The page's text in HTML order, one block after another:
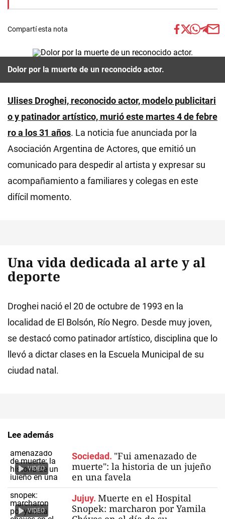
Compartí esta nota
Dolor por la muerte de un reconocido actor.
Ulises Droghei, reconocido actor, modelo publicitari
o y patinador artístico, murió este martes 4 de febre
ro a los 31 años. La noticia fue anunciada por la
Asociación Argentina de Actores, que emitió un
comunicado para despedir al artista y expresar su
acompañamiento a familiares y colegas en este
difícil momento.
Una vida dedicada al arte y al
deporte
Droghei nació el 20 de octubre de 1993 en la
localidad de El Bolsón, Río Negro. Desde muy joven,
se destacó como patinador artístico, disciplina que lo
llevó a dictar clases en la Escuela Municipal de su
ciudad natal.
Lee además
VIDEO
Sociedad. "Fui amenazado de
muerte": la historia de un jujeño
en una favela
VIDEO
Jujuy. Muerte en el Hospital
Snopek: marcharon por Yamila